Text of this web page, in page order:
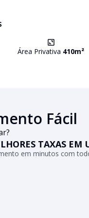
Área Privativa 410m²
Fácil
TAXAS EM
em minutos com